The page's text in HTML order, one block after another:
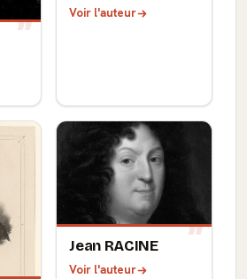
Voir l'auteur
Jean RACINE
Voir l'auteur